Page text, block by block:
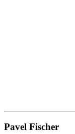
Pavel Fischer